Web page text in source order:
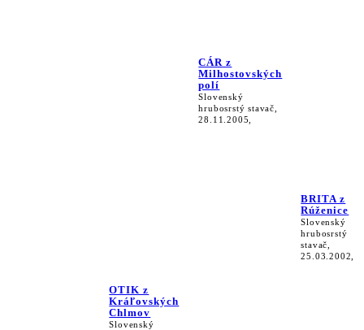
OTIK z
Kráľovských
Chlmov
Slovenský
CÁR z
Milhostovských
polí
Slovenský
hrubosrstý stavač,
28.11.2005,
BRITA z
Rúženice
Slovenský
hrubosrstý
stavač,
25.03.2002,